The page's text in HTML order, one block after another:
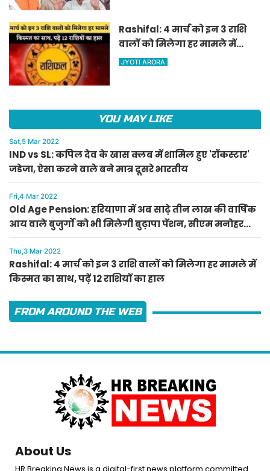
Rashifal: 4 मार्च को इन 3 राशि
वालों को मिलेगा हर मामले में
किस्मत का साथ, पढ़ें 12 राशियों का
JYOTI ARORA
YOU MAY LIKE
Sat,5 Mar 2022
IND vs SL: कपिल देव के खास क्लब में शामिल हुए 'रॉकस्टार'
जडेजा, ऐसा करने वाले बने मात्र दूसरे भारतीय
Fri,4 Mar 2022
Old Age Pension: हरियाणा में अब साढ़े तीन लाख की वार्षिक
आय वाले बुजुर्गों को भी मिलेगी बुढ़ापा पेंशन, सीएम मनोहर
लाल का ऐलान
Thu,3 Mar 2022
Rashifal: 4 मार्च को इन 3 राशि वालों को मिलेगा हर मामले में
किस्मत का साथ, पढ़ें 12 राशियों का हाल
FROM AROUND THE WEB
About Us